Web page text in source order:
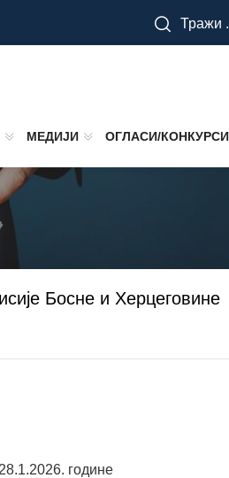
Тражи
МЕДИЈИ ОГЛАСИ/КОНКУРСИ
Босне и Херцеговине
године